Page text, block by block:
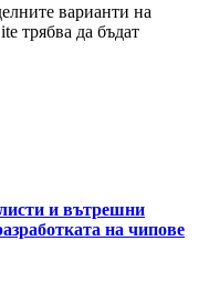
варианти на
трябва да бъдат
и вътрешни
на чипове